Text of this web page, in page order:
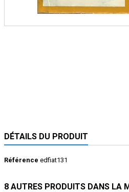
DÉTAILS DU PRODUIT
Référence edfiat131
8 AUTRES PRODUITS DANS LA